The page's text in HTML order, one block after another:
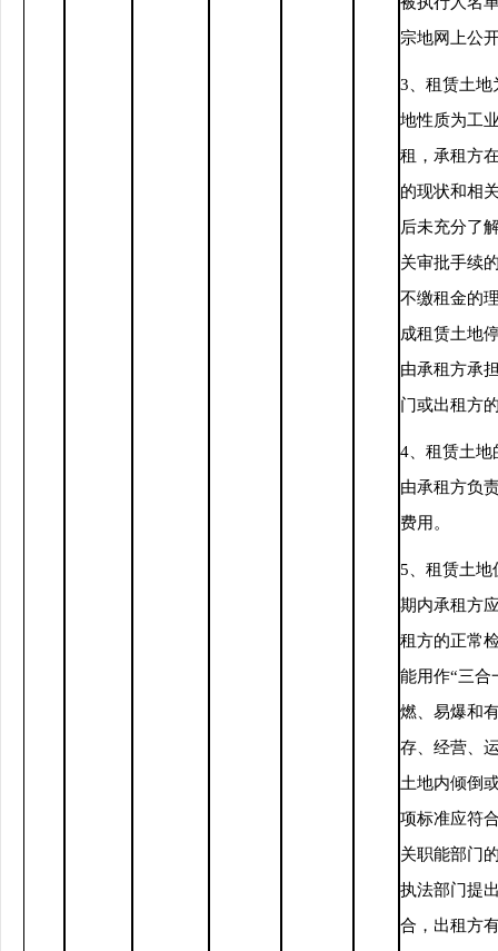
宗地网上公
3、租赁土地
地性质为工
租，承租方
的现状和相
后未充分了
关审批手续
不缴租金的
成租赁土地
由承租方承
门或出租方
4、租赁土地
由承租方负
费用。
5、租赁土地
期内承租方
租方的正常
能用作“三合
燃、易爆和
存、经营、
土地内倾倒
项标准应符
关职能部门
执法部门提
合，出租方